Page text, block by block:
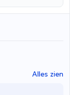
Alles zien